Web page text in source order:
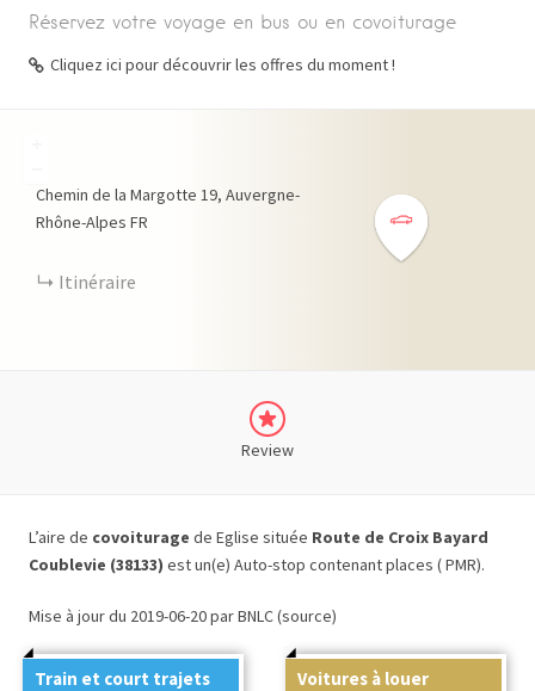
Réservez votre voyage en bus ou en covoiturage
Cliquez ici pour découvrir les offres du moment !
Chemin de la Margotte 19 Auvergne-
Rhône-Alpes FR
Itinéraire
Review
L’aire de covoiturage de Eglise située Route de Croix Bayard
Coublevie (38133) est un(e) Auto-stop contenant places ( PMR).
Mise à jour du 2019-06-20 par BNLC (source)
Train et court trajets Voitures à louer